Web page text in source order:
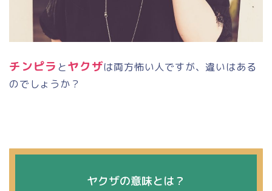
チンピラ とヤクザは両方怖い人ですが、違いはある
のでしょうか？
ヤクザの意味とは？